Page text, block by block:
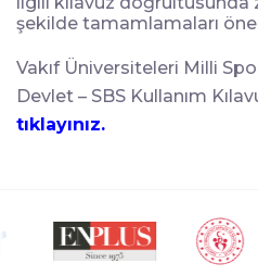
şekilde tamamlamaları
Vakıf Üniversiteleri Milli
Devlet – SBS Kullanım
tıklayınız.